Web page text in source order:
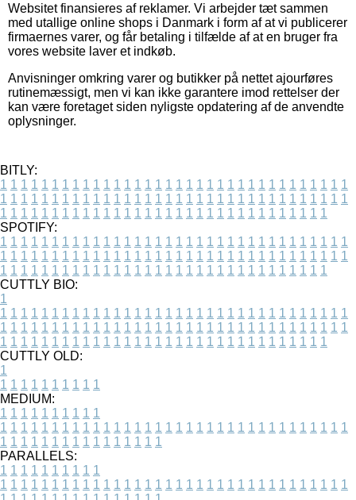
Websitet finansieres af reklamer. Vi arbejder tæt sammen
med utallige online shops i Danmark i form af at vi publicerer
firmaernes varer, og får betaling i tilfælde af at en bruger fra
vores website laver et indkøb.
Anvisninger omkring varer og butikker på nettet ajourføres
rutinemæssigt, men vi kan ikke garantere imod rettelser der
kan være foretaget siden nyligste opdatering af de anvendte
oplysninger.
BITLY:
1 1 1 1 1 1 1 1 1 1 1 1 1 1 1 1 1 1 1 1 1 1 1 1 1 1 1 1 1 1 1 1 1 1
1 1 1 1 1 1 1 1 1 1 1 1 1 1 1 1 1 1 1 1 1 1 1 1 1 1 1 1 1 1 1 1 1 1
1 1 1 1 1 1 1 1 1 1 1 1 1 1 1 1 1 1 1 1 1 1 1 1 1 1 1 1 1 1 1 1
SPOTIFY:
1 1 1 1 1 1 1 1 1 1 1 1 1 1 1 1 1 1 1 1 1 1 1 1 1 1 1 1 1 1 1 1 1 1
1 1 1 1 1 1 1 1 1 1 1 1 1 1 1 1 1 1 1 1 1 1 1 1 1 1 1 1 1 1 1 1 1 1
1 1 1 1 1 1 1 1 1 1 1 1 1 1 1 1 1 1 1 1 1 1 1 1 1 1 1 1 1 1 1 1
CUTTLY BIO:
1
1 1 1 1 1 1 1 1 1 1 1 1 1 1 1 1 1 1 1 1 1 1 1 1 1 1 1 1 1 1 1 1 1 1
1 1 1 1 1 1 1 1 1 1 1 1 1 1 1 1 1 1 1 1 1 1 1 1 1 1 1 1 1 1 1 1 1 1
1 1 1 1 1 1 1 1 1 1 1 1 1 1 1 1 1 1 1 1 1 1 1 1 1 1 1 1 1 1 1 1
CUTTLY OLD:
1
1 1 1 1 1 1 1 1 1 1
MEDIUM:
1 1 1 1 1 1 1 1 1 1
1 1 1 1 1 1 1 1 1 1 1 1 1 1 1 1 1 1 1 1 1 1 1 1 1 1 1 1 1 1 1 1 1 1
1 1 1 1 1 1 1 1 1 1 1 1 1 1 1 1
PARALLELS:
1 1 1 1 1 1 1 1 1 1
1 1 1 1 1 1 1 1 1 1 1 1 1 1 1 1 1 1 1 1 1 1 1 1 1 1 1 1 1 1 1 1 1 1